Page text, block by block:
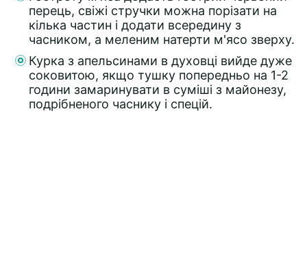
перець, свіжі стручки можна порізати на
кілька частин і додати всередину з
часником, а меленим натерти м'ясо зверху.
Курка з апельсинами в духовці вийде дуже
соковитою, якщо тушку попередньо на 1-2
години замаринувати в суміші з майонезу,
подрібненого часнику і спецій.